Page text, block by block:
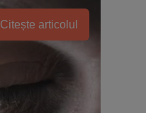
Citește articolul